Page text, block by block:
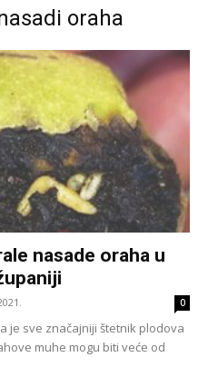
oraha
nasade oraha u
0
je sve značajniji štetnik plodova
muhe mogu biti veće od